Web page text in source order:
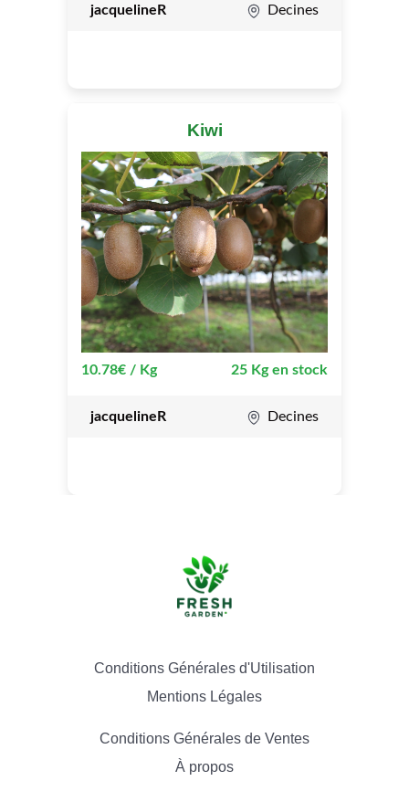
jacquelineR Decines
Kiwi
10.78€ / Kg 25 Kg en stock
jacquelineR Decines
Conditions Générales d'Utilisation
Mentions Légales
Conditions Générales de Ventes
À propos